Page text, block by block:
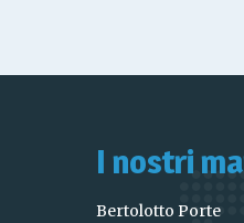
I nostri
Bertolotto Porte